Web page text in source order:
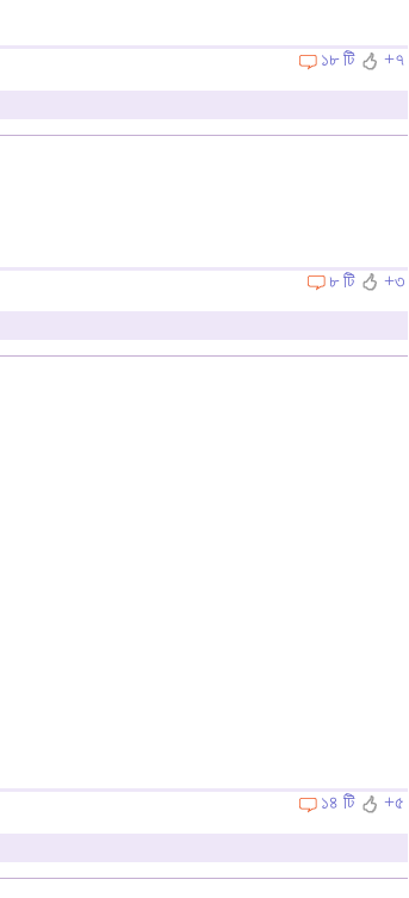
১৮ টি +৭
৮ টি +৩
১৪ টি +৫